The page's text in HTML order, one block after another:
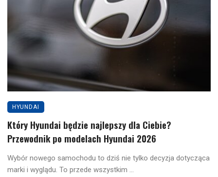
HYUNDAI
Który Hyundai będzie najlepszy dla Ciebie?
Przewodnik po modelach Hyundai 2026
Wybór nowego samochodu to dziś nie tylko decyzja dotycząca
marki i wyglądu. To przede wszystkim ...